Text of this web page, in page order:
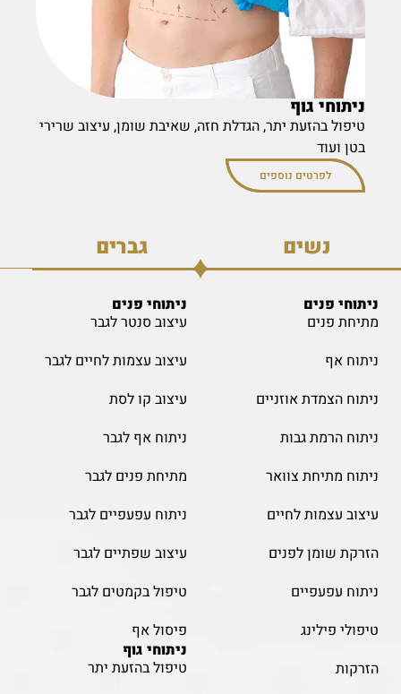
ניתוחי גוף
טיפול בהזעת יתר, הגדלת חזה, שאיבת שומן, עיצוב שרירי
בטן ועוד
לפרטים נוספים
גברים נשים
ניתוחי פנים
מתיחת פנים
ניתוח אף
ניתוח הצמדת אוזניים
ניתוח הרמת גבות
ניתוח מתיחת צוואר
עיצוב עצמות לחיים
הזרקת שומן לפנים
ניתוח עפעפיים
טיפולי פילינג
הזרקות
ניתוחי פנים
עיצוב סנטר לגבר
עיצוב עצמות לחיים לגבר
עיצוב קו לסת
ניתוח אף לגבר
מתיחת פנים לגבר
ניתוח עפעפיים לגבר
עיצוב שפתיים לגבר
טיפול בקמטים לגבר
פיסול אף
ניתוחי גוף
טיפול בהזעת יתר